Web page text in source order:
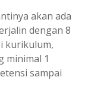
akan ada
dengan 8
kurikulum,
minimal 1
sampai